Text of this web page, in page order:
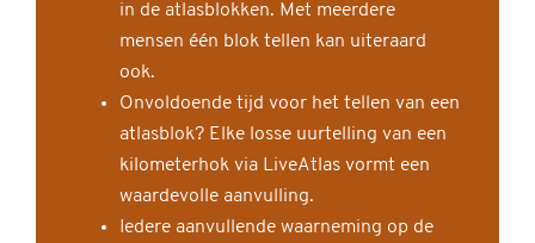
in de atlasblokken. Met meerdere
mensen één blok tellen kan uiteraard
ook.
Onvoldoende tijd voor het tellen van een
atlasblok? Elke losse uurtelling van een
kilometerhok via LiveAtlas vormt een
waardevolle aanvulling.
Iedere aanvullende waarneming op de